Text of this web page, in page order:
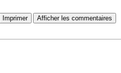
Imprimer Afficher les commentaires